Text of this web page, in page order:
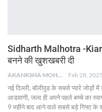
Sidharth Malhotra -
बनने की खुशखबरी दी
AKANKSHA MOHAN Feb 28, 2025
नई दिल्ली, बॉलीवुड के सबसे प्यारे
आडवाणी, जल्द ही अपने पहले बच्चे का
9 महीने बाद आने वाले सबसे बड़े गिफ्ट के